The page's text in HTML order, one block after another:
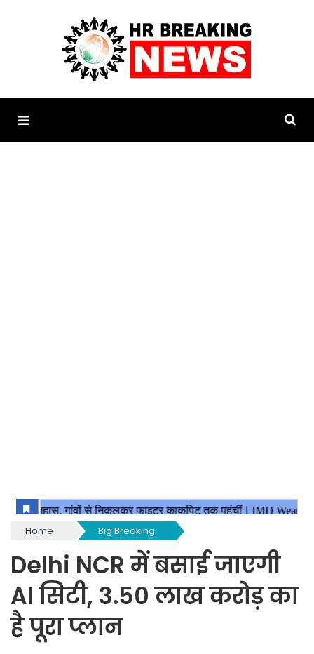
Home Big Breaking
Delhi NCR में बसाई जाएगी
AI सिटी, 3.50 लाख करोड़ का
है पूरा प्लान